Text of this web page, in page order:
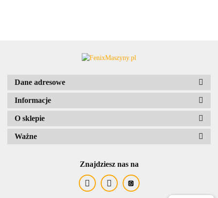
Dane adresowe
Informacje
O sklepie
Ważne
Znajdziesz nas na